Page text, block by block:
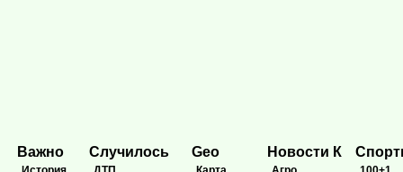
Важно Случилось Geo Новости К